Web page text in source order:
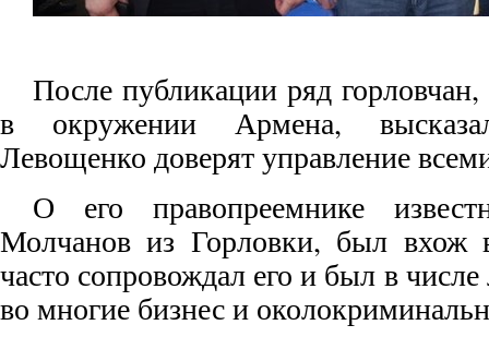
После публикации ряд
в окружении Армена,
Левощенко доверят управление
О его правопреемнике
Молчанов из Горловки, был вхож
часто сопровождал его и был в
во многие бизнес и